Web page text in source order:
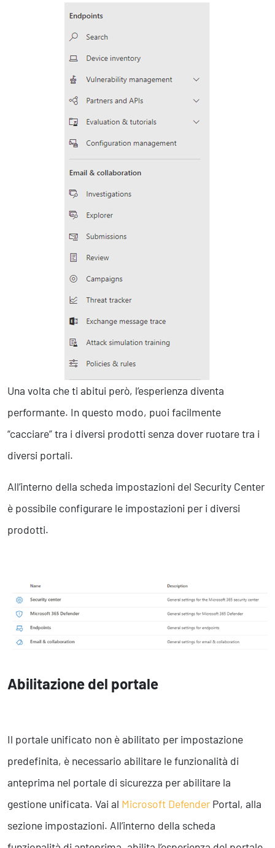
Una volta che ti abitui però, l’esperienza diventa
performante. In questo modo, puoi facilmente
“cacciare” tra i diversi prodotti senza dover ruotare tra i
diversi portali.
All’interno della scheda impostazioni del Security Center
è possibile configurare le impostazioni per i diversi
prodotti.
Abilitazione del portale
Il portale unificato non è abilitato per impostazione
predefinita, è necessario abilitare le funzionalità di
anteprima nel portale di sicurezza per abilitare la
gestione unificata. Vai al Microsoft Defender Portal, alla
sezione impostazioni. All’interno della scheda